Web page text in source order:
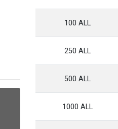
100 ALL
250 ALL
500 ALL
1000 ALL